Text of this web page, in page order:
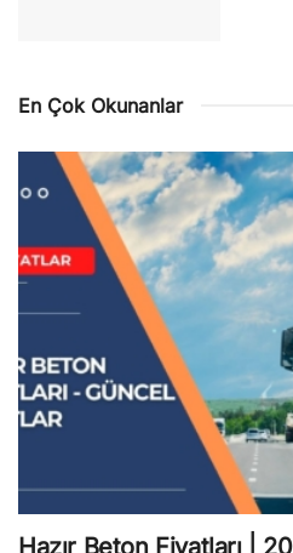
En Çok Okunanlar
Hazır Beton Fiyatları |